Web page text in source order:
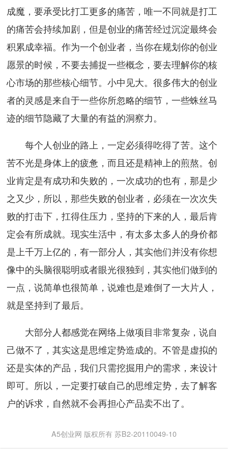
成魔，要承受比打工更多的痛苦，唯一不同就是打工
的痛苦会持续加剧，但是创业的痛苦经过沉淀最终会
积累成幸福。作为一个创业者，当你在规划你的创业
愿景的时候，不要去捕捉一些概念，要去理解你的核
心市场的那些核心细节。小中见大。很多伟大的创业
者的灵感是来自于一些你所忽略的细节，一些蛛丝马
迹的细节隐藏了大量的有益的洞察力。
每个人创业的路上，一定必须得吃得了苦。这个
苦不光是身体上的疲惫，而且还是精神上的煎熬。创
业肯定是有成功和失败的，一次成功的也有，那是少
之又少，所以，那些失败的创业者，必须在一次次失
败的打击下，扛得住压力，坚持的下来的人，最后肯
定会有所成就。现实生活中，有太多太多人的身价都
是上千万上亿的，有一部分人，其实他们并没有你想
像中的头脑很聪明或者眼光很独到，其实他们做到的
一点，说简单也很简单，说难也是难倒了一大片人，
就是坚持到了最后。
大部分人都感觉在网络上做项目非常复杂，说自
己做不了，其实这是思维定势造成的。不管是虚拟的
还是实体的产品，我们只需挖掘用户的需求，来设计
即可。所以，一定要打破自己的思维定势，去了解客
户的诉求，自然就不会再担心产品卖不出了。
A5创业网 版权所有 苏B2-20110049-10